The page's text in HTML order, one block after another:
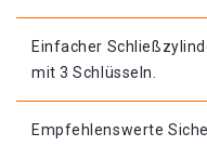
Einfacher
mit 3 Schlüsseln.
Empfehlenswerte